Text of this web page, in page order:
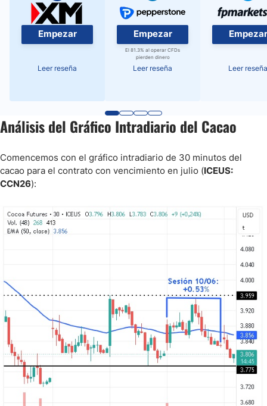
Empezar
Leer reseña
Empezar
El 81.3% al operar CFDs
pierden dinero
Leer reseña
Empezar
Leer reseña
Análisis del Gráfico Intradiario del Cacao
Comencemos con el gráfico intradiario de 30 minutos del
cacao para el contrato con vencimiento en julio (ICEUS:
CCN26):